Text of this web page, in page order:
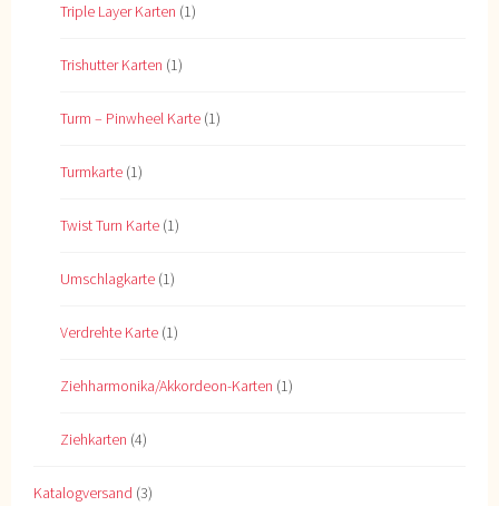
Triple Layer Karten (1)
Trishutter Karten (1)
Turm – Pinwheel Karte (1)
Turmkarte (1)
Twist Turn Karte (1)
Umschlagkarte (1)
Verdrehte Karte (1)
Ziehharmonika/Akkordeon-Karten (1)
Ziehkarten (4)
Katalogversand (3)